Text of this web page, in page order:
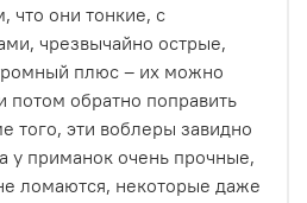
что они тонкие, с
чрезвычайно острые,
плюс – их можно
потом обратно поправить
того, эти воблеры завидно
у приманок очень прочные,
ломаются, некоторые даже